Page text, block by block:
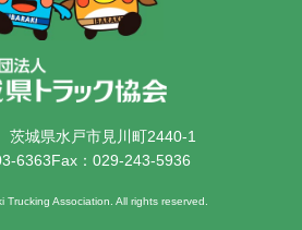
茨城県水戸市見川町2440-1
6363Fax：029-243-5936
Trucking Association. All rights reserved.